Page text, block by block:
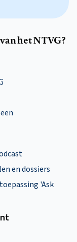
het NTVG?
en dossiers
'Ask